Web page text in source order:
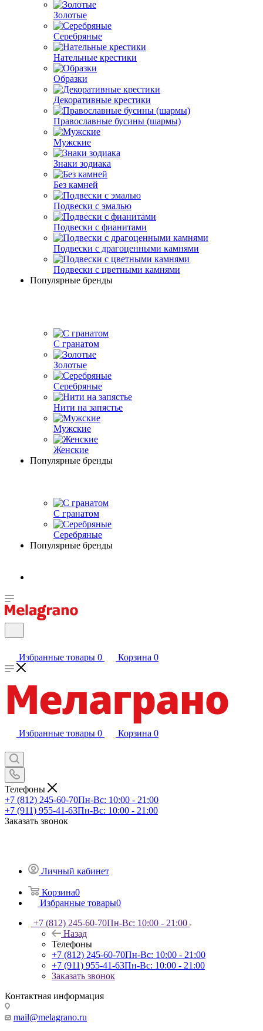
Золотые
Серебряные
Нательные крестики
Образки
Декоративные крестики
Православные бусины (шармы)
Мужские
Знаки зодиака
Без камней
Подвески с эмалью
Подвески с фианитами
Подвески с драгоценными камнями
Подвески с цветными камнями
Популярные бренды
С гранатом
Золотые
Серебряные
Нити на запястье
Мужские
Женские
Популярные бренды
С гранатом
Серебряные
Популярные бренды
Избранные товары 0 Корзина 0
Избранные товары 0 Корзина 0
Телефоны
+7 (812) 245-60-70Пн-Вс: 10:00 - 21:00
+7 (911) 955-41-63Пн-Вс: 10:00 - 21:00
Заказать звонок
Личный кабинет
Корзина0
Избранные товары0
+7 (812) 245-60-70Пн-Вс: 10:00 - 21:00
Назад
Телефоны
+7 (812) 245-60-70Пн-Вс: 10:00 - 21:00
+7 (911) 955-41-63Пн-Вс: 10:00 - 21:00
Заказать звонок
Контактная информация
mail@melagrano.ru